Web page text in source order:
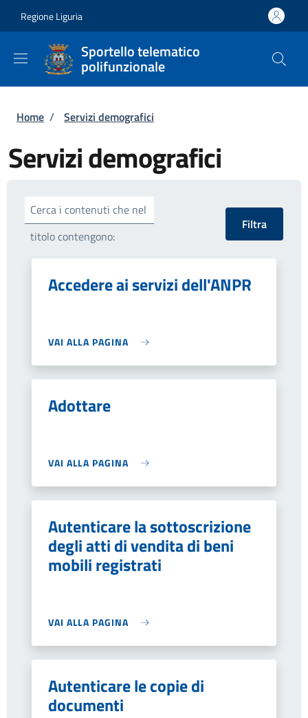
Regione Liguria
Sportello telematico
polifunzionale
Briciole di pane
Home / Servizi demografici
Servizi demografici
Cerca i contenuti che nel
titolo contengono:
Accedere ai servizi dell'ANPR
VAI ALLA PAGINA
Adottare
VAI ALLA PAGINA
Autenticare la sottoscrizione
degli atti di vendita di beni
mobili registrati
VAI ALLA PAGINA
Autenticare le copie di
documenti